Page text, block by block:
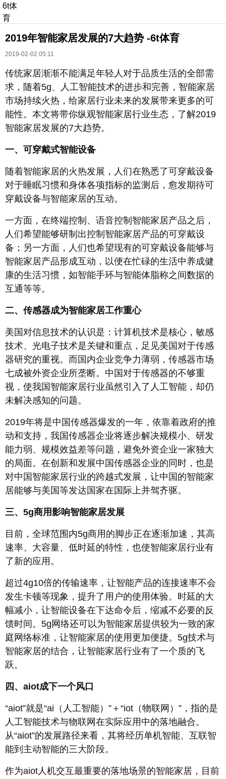
6t体
育
2019年智能家居发展的7大趋势 -6t体育
2019-02-02 05:11
传统家居渐渐不能满足年轻人对于品质生活的全部需
求，随着5g、人工智能技术的进步和完善，智能家居
市场持续火热，给家居行业未来的发展带来更多的可
能性。本文将带你纵观智能家居行业生态，了解2019
智能家居发展的7大趋势。
一、可穿戴式智能设备
随着智能家居的火热发展，人们在熟悉了可穿戴设备
对于睡眠习惯和身体各项指标的监测后，愈发期待可
穿戴设备与智能家居的互动。
一方面，在终端控制、语音控制智能家居产品之后，
人们希望能够研制出控制智能家居产品的可穿戴设
备；另一方面，人们也希望现有的可穿戴设备能够与
智能家居产品形成互动，以便在忙碌的生活中养成健
康的生活习惯，如智能手环与智能体脂称之间数据的
互通等等。
二、传感器成为智能家居工作重心
美国对信息技术的认识是：计算机技术是核心，敏感
技术、光电子技术是关键和重点，足见美国对于传感
器研究的重视。而国内企业竞争力薄弱，传感器市场
七成被外资企业所垄断。中国对于传感器的不够重
视，使我国智能家居行业虽然引入了人工智能，却仍
未解决感知的问题。
2019年将是中国传感器爆发的一年，依靠着政府的推
动和支持，我国传感器企业将逐步解决规模小、研发
能力弱、规模效益差等问题，避免外资企业一家独大
的局面。在创新和发展中国传感器企业的同时，也是
对中国智能家居行业的跨越式发展，让中国的智能家
居能够与美国等发达国家在国际上并驾齐驱。
三、5g商用影响智能家居发展
目前，全球范围内5g商用的脚步正在逐渐加速，其高
速率、大容量、低时延的特性，也使智能家居行业有
了新的应用。
超过4g10倍的传输速率，让智能产品的连接速率不会
发生卡顿等现象，提升了用户的使用体验。时延的大
幅减小，让智能设备在下达命令后，缩减不必要的反
馈时间。5g网络还可以为智能家居提供较为一致的家
庭网络标准，让智能家居的使用更加便捷。5g技术与
智能家居的结合，让智能家居行业有了一个质的飞
跃。
四、aiot成下一个风口
“aiot”就是“ai（人工智能）”＋“iot（物联网）”，指的是
人工智能技术与物联网在实际应用中的落地融合。
从“aiot”的发展路径来看，其将经历单机智能、互联智
能到主动智能的三大阶段。
作为aiot人机交互最重要的落地场景的智能家居，目前
长按识别二维码
进入ofweek阅读全文